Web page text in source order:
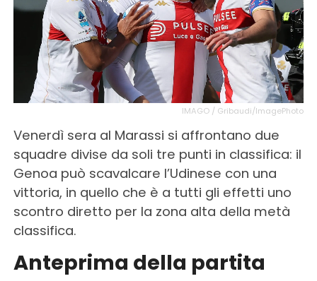
IMAGO / Gribaudi/ImagePhoto
Venerdì sera al Marassi si affrontano due
squadre divise da soli tre punti in classifica: il
Genoa può scavalcare l’Udinese con una
vittoria, in quello che è a tutti gli effetti uno
scontro diretto per la zona alta della metà
classifica.
Anteprima della partita